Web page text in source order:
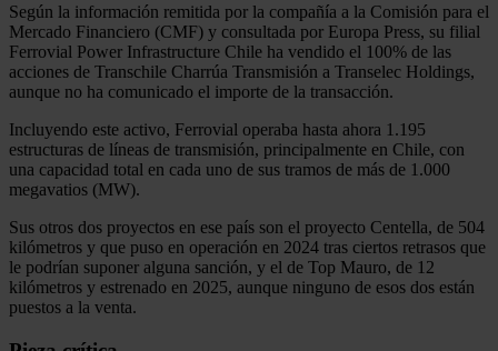
Según la información remitida por la compañía a la Comisión para el
Mercado Financiero (CMF) y consultada por Europa Press, su filial
Ferrovial Power Infrastructure Chile ha vendido el 100% de las
acciones de Transchile Charrúa Transmisión a Transelec Holdings,
aunque no ha comunicado el importe de la transacción.
Incluyendo este activo, Ferrovial operaba hasta ahora 1.195
estructuras de líneas de transmisión, principalmente en Chile, con
una capacidad total en cada uno de sus tramos de más de 1.000
megavatios (MW).
Sus otros dos proyectos en ese país son el proyecto Centella, de 504
kilómetros y que puso en operación en 2024 tras ciertos retrasos que
le podrían suponer alguna sanción, y el de Top Mauro, de 12
kilómetros y estrenado en 2025, aunque ninguno de esos dos están
puestos a la venta.